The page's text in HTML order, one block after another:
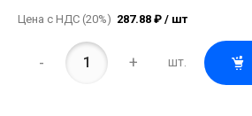
Цена с НДС (20%) 287.88 ₽ / шт
- + шт.